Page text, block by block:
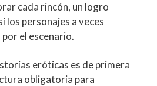
cada rincón, un logro
los personajes a veces
el escenario.
eróticas es de primera
obligatoria para